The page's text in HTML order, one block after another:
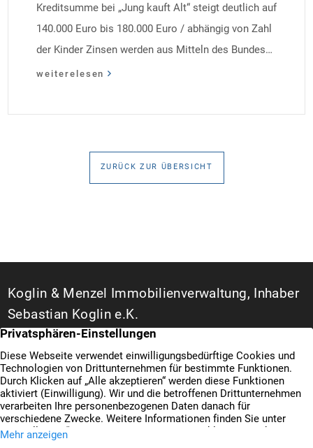
Kreditsumme bei „Jung kauft Alt“ steigt deutlich auf
140.000 Euro bis 180.000 Euro / abhängig von Zahl
der Kinder Zinsen werden aus Mitteln des Bundes
verbilligt: Heutiger Zins bei 0,53 Prozent effektiv bei
Antragstellende verpflichten sich zu energetischer
Sanierung in Einzelmaßnahmen […]
weiterelesen
ZURÜCK ZUR ÜBERSICHT
Koglin & Menzel Immobilienverwaltung, Inhaber
Sebastian Koglin e.K.
WEG- und Hausverwalter in Duisburg
Bismarckstraße 142 A
47057 Duisburg
+49 203 3487777